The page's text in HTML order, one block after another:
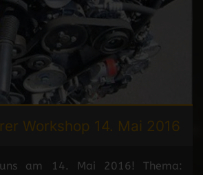
Workshop 14. Mai 2016
am 14. Mai 2016! Thema: